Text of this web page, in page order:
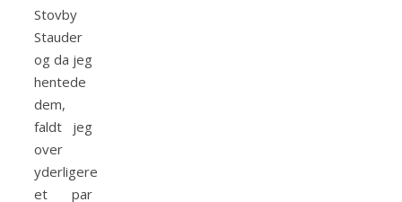
Stovby
Stauder
og da jeg
hentede
dem,
faldt jeg
over
yderligere
et par